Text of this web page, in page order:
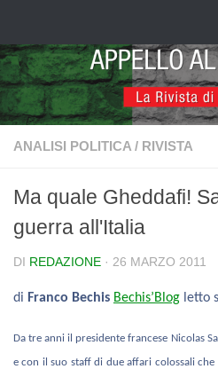
ANALISI POLITICA / RIVISTA
Ma quale Gheddafi!
guerra all'Italia
DI REDAZIONE · 26 MARZO 2011
di Franco Bechis Bechis’Blog letto
Da tre anni il presidente francese Nicolas
e con il suo staff di due affari colossali